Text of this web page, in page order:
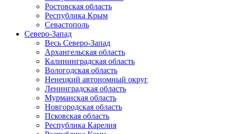
Ростовская область
Республика Крым
Севастополь
Северо-Запад
Весь Северо-Запад
Архангельская область
Калининградская область
Вологодская область
Ненецкий автономный округ
Ленинградская область
Мурманская область
Новгородская область
Псковская область
Республика Карелия